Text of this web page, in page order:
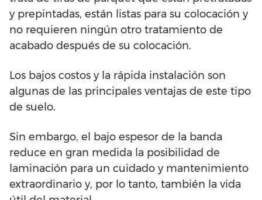
y prepintadas, están listas para su colocación y
no requieren ningún otro tratamiento de
acabado después de su colocación.
Los bajos costos y la rápida instalación son
algunas de las principales ventajas de este tipo
de suelo.
Sin embargo, el bajo espesor de la banda
reduce en gran medida la posibilidad de
laminación para un cuidado y mantenimiento
extraordinario y, por lo tanto, también la vida